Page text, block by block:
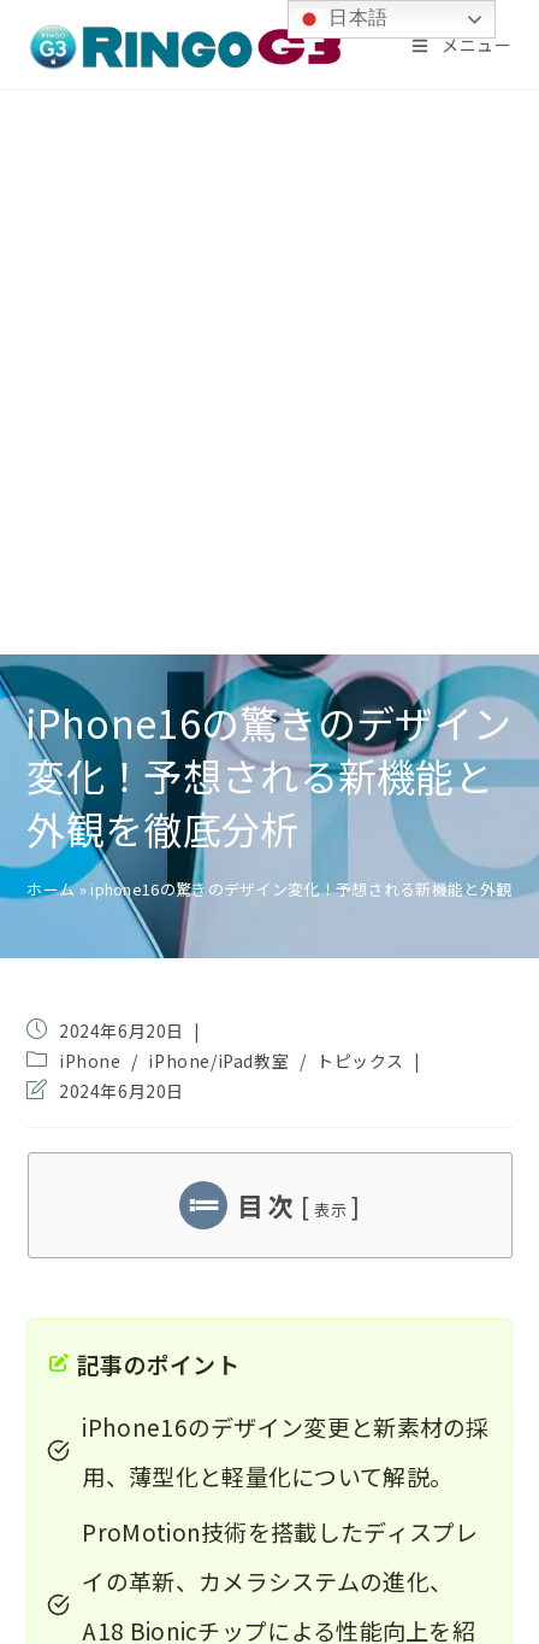
メニュー
iPhone16の驚きのデザイン
変化！予想される新機能と
外観を徹底分析
ホーム»iphone16の驚きのデザイン変化！予想される新機能と外観を
投
稿
公
開
2024年6月20日
投
稿
カ
ゴ
iPhone / iPhone/iPad教室 /
トピックス
投
最
2024年6月20日
目 次 [ 表示 ]
記事のポイント
iPhone16のデザイン変更と新素材の採
用、薄型化と軽量化について解説。
ProMotion技術を搭載したディスプレ
イの革新、カメラシステムの進化、
A18 Bionicチップによる性能向上を紹
日本語